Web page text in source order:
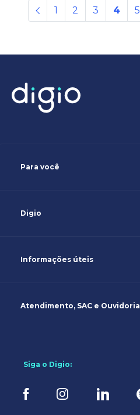
Anterior
1 2 3 4 5
Para você
Digio
Informações úteis
Atendimento, SAC e Ouvidoria
Siga o Digio: